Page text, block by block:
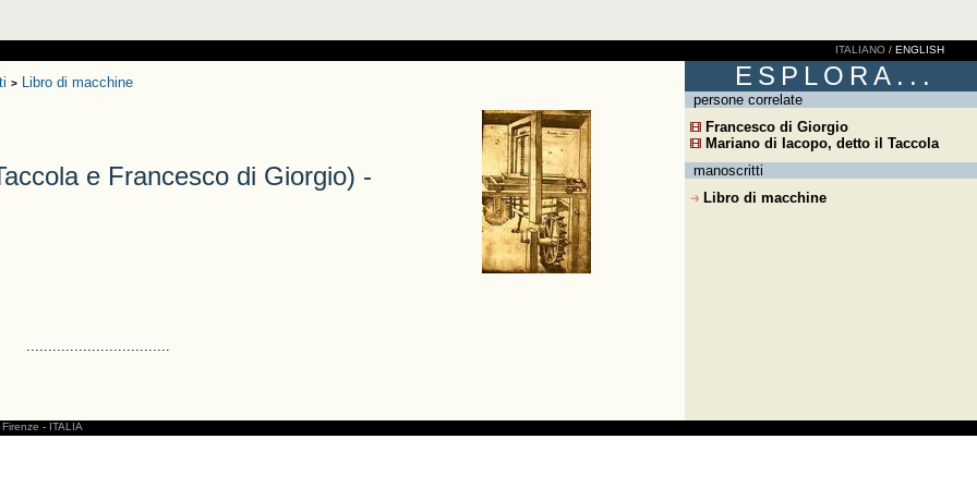
ITALIANO / ENGLISH
> Libro di macchine
e Francesco di Giorgio) -
.................................
ESPLORA...
persone correlate
Francesco di Giorgio
Mariano di Iacopo, detto il Taccola
manoscritti
Libro di macchine
- ITALIA